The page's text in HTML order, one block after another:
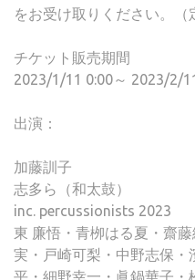
をお受け取りください。（
チケット販売期間
2023/1/11 0:00～ 2023/2/
出演：
加藤訓子
志多ら（和太鼓）
inc. percussionists 2023
東 廉悟・青栁はる夏・齋
実・戸崎可梨・中野志保・
平・細野幸一・眞鍋華子・